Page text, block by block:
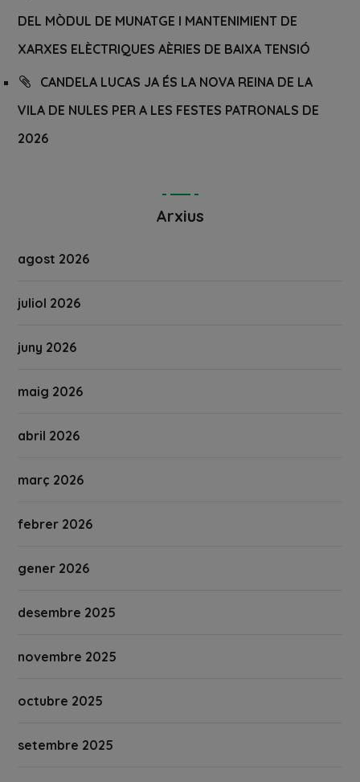
DEL MÒDUL DE MUNATGE I MANTENIMIENT DE
XARXES ELÈCTRIQUES AÈRIES DE BAIXA TENSIÓ
CANDELA LUCAS JA ÉS LA NOVA REINA DE LA
VILA DE NULES PER A LES FESTES PATRONALS DE
2026
Arxius
agost 2026
juliol 2026
juny 2026
maig 2026
abril 2026
març 2026
febrer 2026
gener 2026
desembre 2025
novembre 2025
octubre 2025
setembre 2025